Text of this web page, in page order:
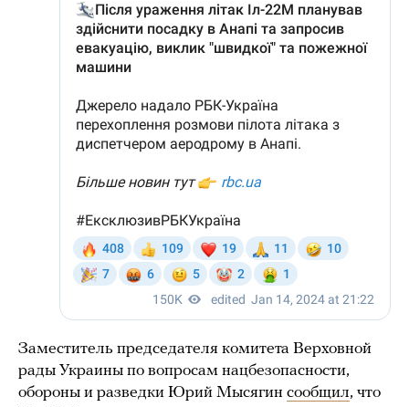
Заместитель председателя комитета Верховной
рады Украины по вопросам нацбезопасности,
обороны и разведки Юрий Мысягин сообщил, что